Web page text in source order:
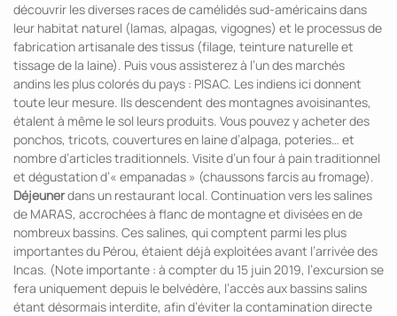
découvrir les diverses races de camélidés sud-américains dans
leur habitat naturel (lamas, alpagas, vigognes) et le processus de
fabrication artisanale des tissus (filage, teinture naturelle et
tissage de la laine). Puis vous assisterez à l’un des marchés
andins les plus colorés du pays : PISAC. Les indiens ici donnent
toute leur mesure. Ils descendent des montagnes avoisinantes,
étalent à même le sol leurs produits. Vous pouvez y acheter des
ponchos, tricots, couvertures en laine d’alpaga, poteries… et
nombre d’articles traditionnels. Visite d’un four à pain traditionnel
et dégustation d’« empanadas » (chaussons farcis au fromage).
Déjeunerdans un restaurant local. Continuation vers les salines
de MARAS, accrochées à flanc de montagne et divisées en de
nombreux bassins. Ces salines, qui comptent parmi les plus
importantes du Pérou, étaient déjà exploitées avant l’arrivée des
Incas. (Note importante : à compter du 15 juin 2019, l’excursion se
fera uniquement depuis le belvédère, l’accès aux bassins salins
étant désormais interdite, afin d’éviter la contamination directe